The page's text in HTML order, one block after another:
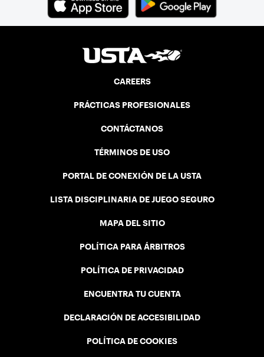
CAREERS
PRÁCTICAS PROFESIONALES
CONTÁCTANOS
TÉRMINOS DE USO
PORTAL DE CONEXIÓN DE LA USTA
LISTA DISCIPLINARIA DE JUEGO SEGURO
MAPA DEL SITIO
POLÍTICA PARA ÁRBITROS
POLÍTICA DE PRIVACIDAD
ENCUENTRA TU CUENTA
DECLARACIÓN DE ACCESIBILIDAD
POLÍTICA DE COOKIES